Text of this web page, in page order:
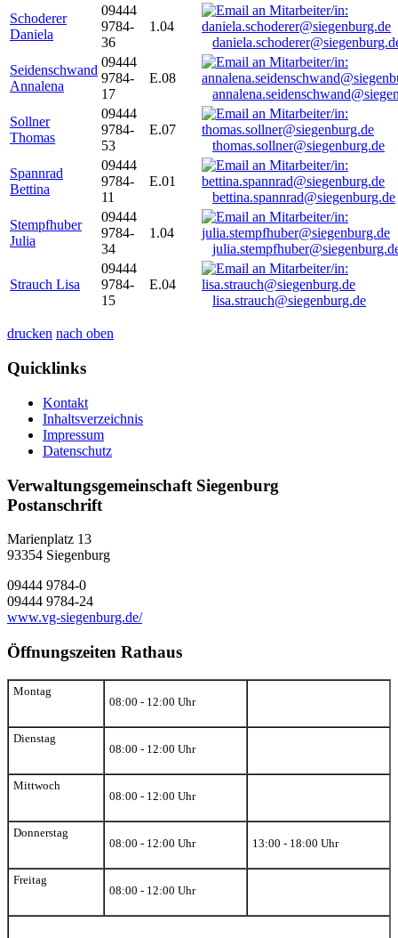
Schoderer
Daniela
09444
9784-
36
1.04
Seidenschwand
Annalena
09444
9784-
17
E.08
Sollner
Thomas
09444
9784-
53
E.07
thomas.sollner@siegenburg.de
Spannrad
Bettina
09444
9784-
11
E.01
bettina.spannrad@siegenburg.de
Stempfhuber
Julia
09444
9784-
34
1.04
Strauch Lisa
09444
9784-
15
E.04
lisa.strauch@siegenburg.de
drucken nach oben
Quicklinks
Kontakt
Inhaltsverzeichnis
Impressum
Datenschutz
Verwaltungsgemeinschaft Siegenburg
Postanschrift
Marienplatz 13
93354 Siegenburg
09444 9784-0
09444 9784-24
www.vg-siegenburg.de/
Öffnungszeiten Rathaus
Montag
08:00 - 12:00 Uhr
Dienstag
08:00 - 12:00 Uhr
Mittwoch
08:00 - 12:00 Uhr
Donnerstag
08:00 - 12:00 Uhr
13:00 - 18:00 Uhr
Freitag
08:00 - 12:00 Uhr